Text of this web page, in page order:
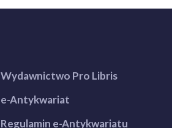
Wydawnictwo Pro Libris
e-Antykwariat
Regulamin e-Antykwariatu